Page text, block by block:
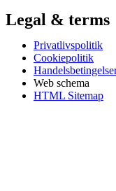
Legal & terms
Privatlivspolitik
Cookiepolitik
Web schema
HTML Sitemap